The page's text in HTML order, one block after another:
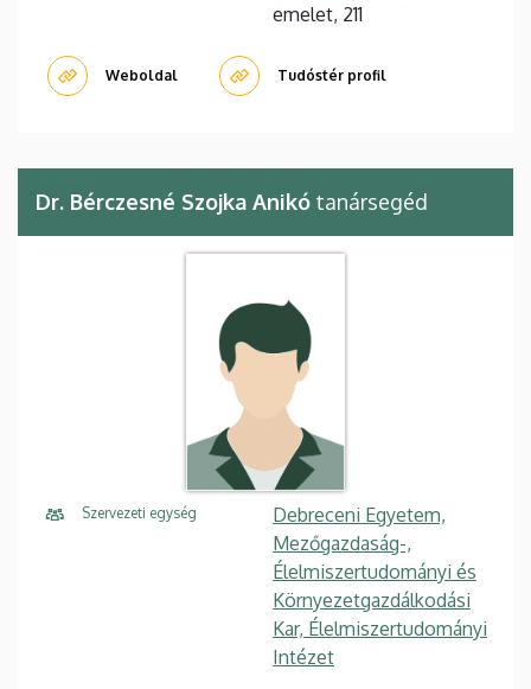
emelet, 211
Weboldal Tudóstér profil
Dr. Bérczesné Szojka Anikó tanársegéd
Szervezeti egység
Debreceni Egyetem,
Mezőgazdaság-,
Élelmiszertudományi és
Környezetgazdálkodási
Kar, Élelmiszertudományi
Intézet